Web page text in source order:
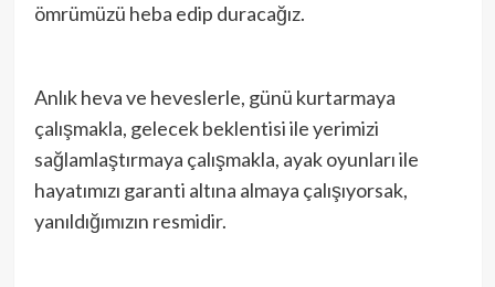
ömrümüzü heba edip duracağız.
Anlık heva ve heveslerle, günü kurtarmaya
çalışmakla, gelecek beklentisi ile yerimizi
sağlamlaştırmaya çalışmakla, ayak oyunları ile
hayatımızı garanti altına almaya çalışıyorsak,
yanıldığımızın resmidir.